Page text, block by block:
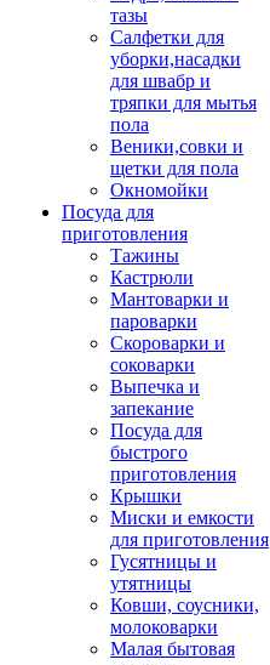
тазы
Салфетки для
уборки,насадки
для швабр и
тряпки для мытья
пола
Веники,совки и
щетки для пола
Окномойки
Посуда для
приготовления
Тажины
Кастрюли
Мантоварки и
пароварки
Скороварки и
соковарки
Выпечка и
запекание
Посуда для
быстрого
приготовления
Крышки
Миски и емкости
для приготовления
Гусятницы и
утятницы
Ковши, соусники,
молоковарки
Малая бытовая